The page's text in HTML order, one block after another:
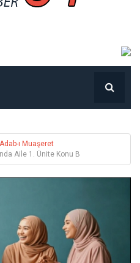
Adab-ı Muaşeret
Aile 1. Ünite Konu B